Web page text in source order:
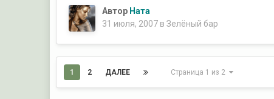
Автор Ната
31 июля, 2007 вЗелёный бар
1 2 ДАЛЕЕ Страница 1 из 2